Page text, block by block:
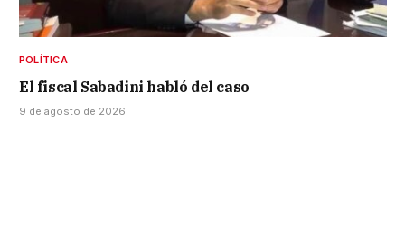
POLÍTICA
El fiscal Sabadini habló del caso
9 de agosto de 2026